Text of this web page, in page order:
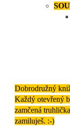
Dobrodružný
Každý otevřený
zamčená
zamiluješ. :-)